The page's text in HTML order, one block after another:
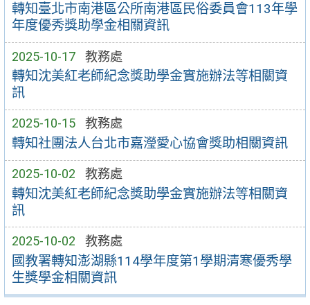
轉知臺北市南港區公所南港區民俗委員會113年學
年度優秀獎助學金相關資訊
2025-10-17 教務處
轉知沈美紅老師紀念獎助學金實施辦法等相關資
訊
2025-10-15 教務處
轉知社團法人台北市嘉瀅愛心協會獎助相關資訊
2025-10-02 教務處
轉知沈美紅老師紀念獎助學金實施辦法等相關資
訊
2025-10-02 教務處
國教署轉知澎湖縣114學年度第1學期清寒優秀學
生獎學金相關資訊